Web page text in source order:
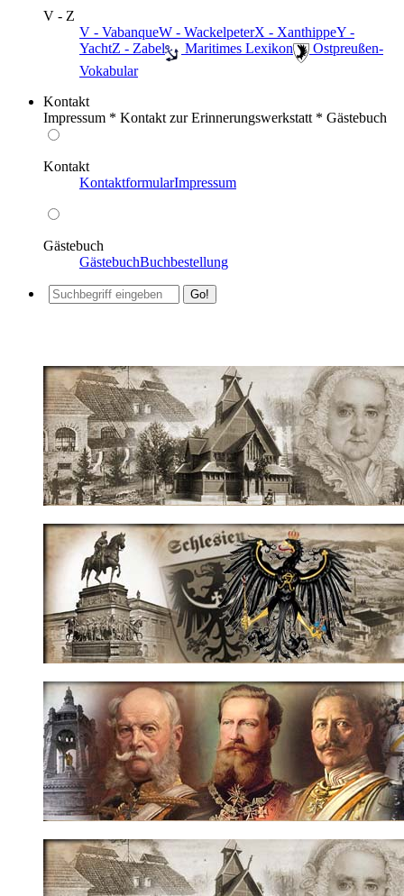
V - Z
V - VabanqueW - WackelpeterX - XanthippeY -
YachtZ - Zabel ️ Maritimes Lexikon
️ Ostpreußen-
Vokabular
Kontakt
Impressum * Kontakt zur Erinnerungswerkstatt * Gästebuch
Kontakt
KontaktformularImpressum
Gästebuch
GästebuchBuchbestellung